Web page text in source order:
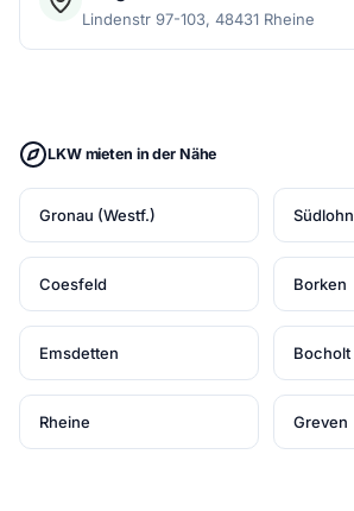
Lindenstr 97-103, 48431 Rheine
LKW mieten in der Nähe
Gronau (Westf.) Südlohn
Coesfeld Borken
Emsdetten Bocholt
Rheine Greven